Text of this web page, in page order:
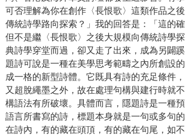
可否理解為你在創作〈長恨歌〉這類作品之
傳統詩學路向探索？」我的回答是：「這的
但不是繼〈長恨歌〉之後大規模向傳統詩學
典詩學穿堂而過，卻又走了出來，成為另闢
題詩可說是一種在美學思考範疇之內所創設
成一格的新型詩體。它既具有詩的充足條件
又超脫繩墨之外，故在處理句構與建行時就
構語法有所破壞。具體而言，隱題詩是一種
語言所書寫的詩，標題本身就是一句或多句
在詩內，有的藏在頭頂，有的藏在句尾，如